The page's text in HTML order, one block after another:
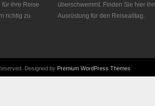
ihre Reise
richtig zu
überschwemmt. Finden Sie hier
Ausrüstung für den Reisealltag.
Designed by Premium WordPress Themes